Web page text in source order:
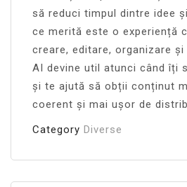
să reduci timpul dintre idee
ce merită este o experiență
creare, editare, organizare și
AI devine util atunci când îți
și te ajută să obții conținut
coerent și mai ușor de
Category Diverse